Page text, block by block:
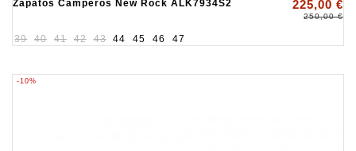
Zapatos Camperos New Rock ALK7934S2 225,00 €
250,00 €
39 40 41 42 43 44 45 46 47
-10%